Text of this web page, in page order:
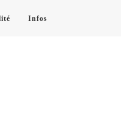
Infos